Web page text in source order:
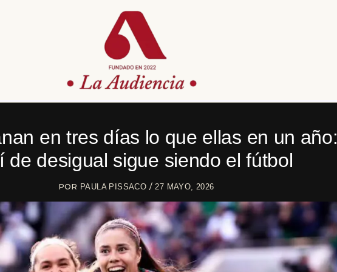
en tres días lo que ellas en un año:
de desigual sigue siendo el fútbol
POR PAULA PISSACO / 27 MAYO, 2026